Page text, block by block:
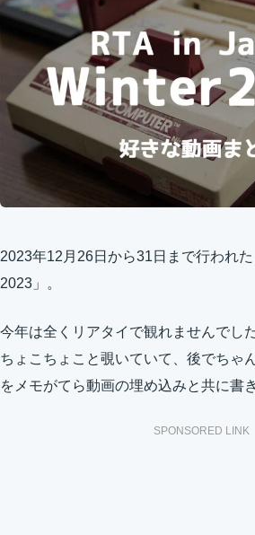
2023年12月26日から31日まで行われ
2023」。
今年は全くリアタイで観れませんでし
ちょこちょこと覗いていて、後でちゃ
をメモがてら動画の埋め込みと共に書
SPONSORED LINK